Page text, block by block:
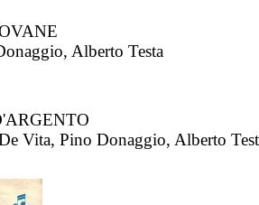
Alberto Testa
Vita, Pino Donaggio, Alberto